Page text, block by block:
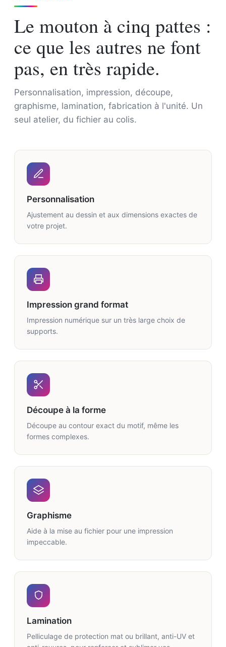
Le mouton à cinq pattes :
ce que les autres ne font
pas, en très rapide.
Personnalisation, impression, découpe,
graphisme, lamination, fabrication à l'unité. Un
seul atelier, du fichier au colis.
Personnalisation
Ajustement au dessin et aux dimensions exactes de
votre projet.
Impression grand format
Impression numérique sur un très large choix de
supports.
Découpe à la forme
Découpe au contour exact du motif, même les
formes complexes.
Graphisme
Aide à la mise au fichier pour une impression
impeccable.
Lamination
Pelliculage de protection mat ou brillant, anti-UV et